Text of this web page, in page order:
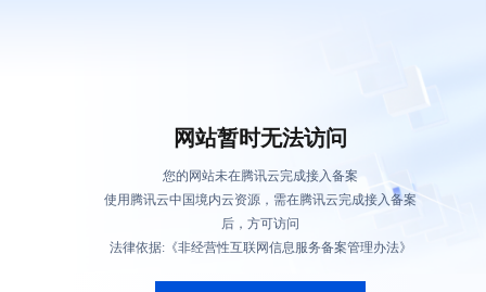
网站暂时无法访问
您的网站未在腾讯云完成接入备案
使用腾讯云中国境内云资源，需在腾讯云完成接入备案
后，方可访问
法律依据:《非经营性互联网信息服务备案管理办法》